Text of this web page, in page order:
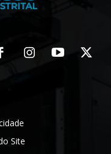
Site